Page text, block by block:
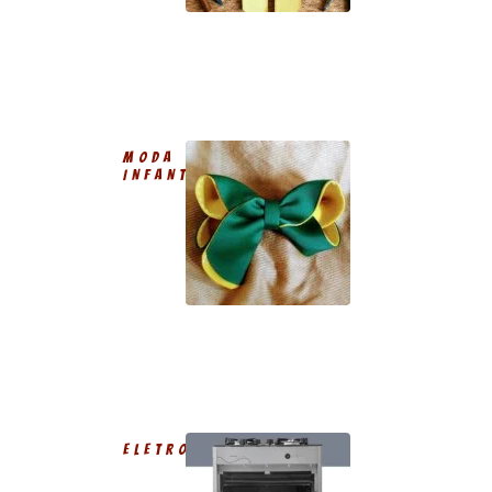
MODA
INFANTIL
ELETRODOMÉSTICO